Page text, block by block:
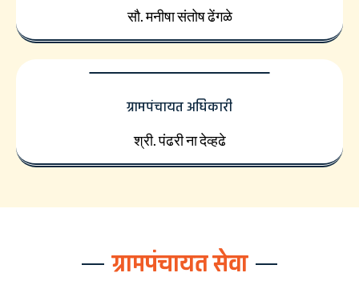
सौ. मनीषा संतोष ढेंगळे
ग्रामपंचायत अधिकारी
श्री. पंढरी ना देव्हढे
ग्रामपंचायत सेवा